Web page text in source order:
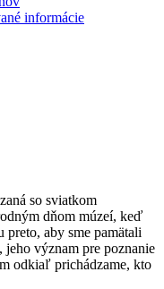
informácie
so sviatkom
dňom múzeí, keď
aby sme pamätali
jeho význam pre poznanie
odkiaľ prichádzame, kto